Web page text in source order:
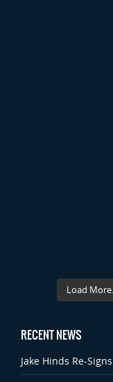
Load More...
RECENT NEWS
Jake Hinds Re-